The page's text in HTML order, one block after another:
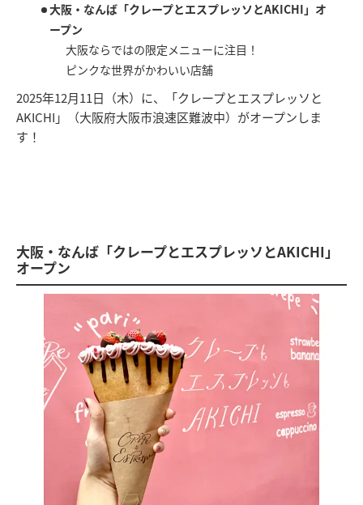
大阪・なんば「クレープとエスプレッソとAKICHI」オ
ープン
大阪ならではの限定メニューに注目！
ピンクな世界がかわいい店舗
2025年12月11日（木）に、「クレープとエスプレッソと
AKICHI」（大阪府大阪市浪速区難波中）がオープンしま
す！
大阪・なんば「クレープとエスプレッソとAKICHI」
オープン